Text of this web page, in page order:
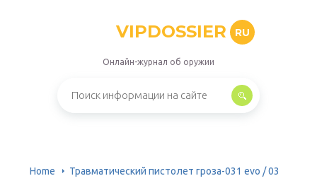
VIPDOSSIER RU
Онлайн-журнал об оружии
Home Травматический пистолет гроза-031 evo / 03